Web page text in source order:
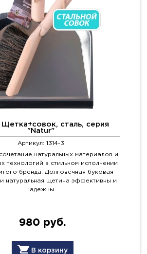
сталь, серия
"Natur"
Артикул: 1314-3
натуральных материалов и
технологий в стильном исполнении
бренда. Долговечная буковая
натуральная щетина эффективны и
надежны.
980 руб.
В корзину